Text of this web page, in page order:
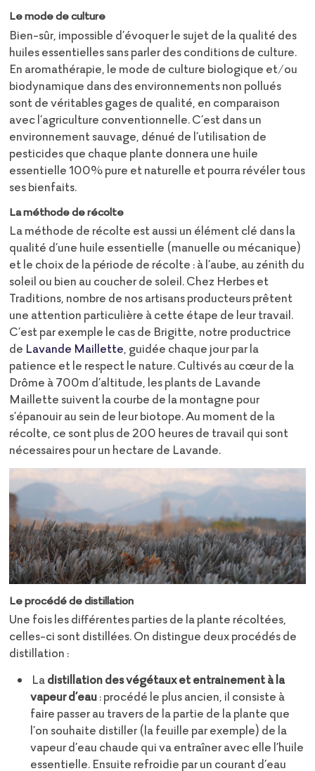
Le mode de culture
Bien-sûr, impossible d’évoquer le sujet de la qualité des
huiles essentielles sans parler des conditions de culture.
En aromathérapie, le mode de culture biologique et/ou
biodynamique dans des environnements non pollués
sont de véritables gages de qualité, en comparaison
avec l’agriculture conventionnelle. C’est dans un
environnement sauvage, dénué de l’utilisation de
pesticides que chaque plante donnera une huile
essentielle 100% pure et naturelle et pourra révéler tous
ses bienfaits.
La méthode de récolte
La méthode de récolte est aussi un élément clé dans la
qualité d’une huile essentielle (manuelle ou mécanique)
et le choix de la période de récolte : à l’aube, au zénith du
soleil ou bien au coucher de soleil. Chez Herbes et
Traditions, nombre de nos artisans producteurs prêtent
une attention particulière à cette étape de leur travail.
C’est par exemple le cas de Brigitte, notre productrice
de Lavande Maillette, guidée chaque jour par la
patience et le respect le nature. Cultivés au cœur de la
Drôme à 700m d’altitude, les plants de Lavande
Maillette suivent la courbe de la montagne pour
s’épanouir au sein de leur biotope. Au moment de la
récolte, ce sont plus de 200 heures de travail qui sont
nécessaires pour un hectare de Lavande.
Le procédé de distillation
Une fois les différentes parties de la plante récoltées,
celles-ci sont distillées. On distingue deux procédés de
distillation :
Ladistillation des végétaux et entrainement à la
vapeur d’eau: procédé le plus ancien, il consiste à
faire passer au travers de la partie de la plante que
l’on souhaite distiller (la feuille par exemple) de la
vapeur d’eau chaude qui va entraîner avec elle l’huile
essentielle. Ensuite refroidie par un courant d’eau